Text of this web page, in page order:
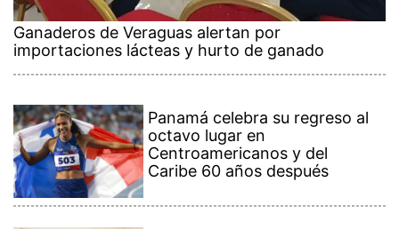
Ganaderos de Veraguas alertan por
importaciones lácteas y hurto de ganado
Panamá celebra su regreso al
octavo lugar en
Centroamericanos y del
Caribe 60 años después